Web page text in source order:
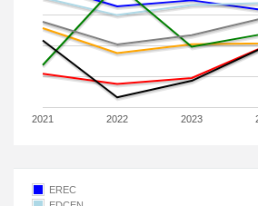
2021 2022 2023
EREC